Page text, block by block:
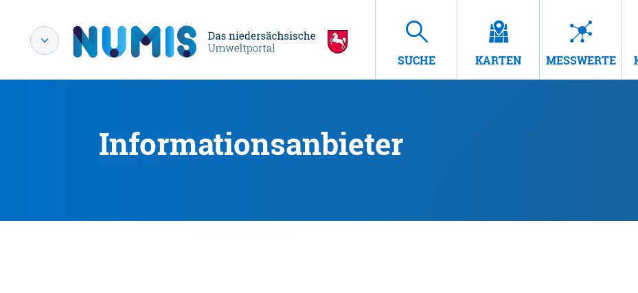
SUCHE KARTEN MESSWERTE
Informationsanbieter